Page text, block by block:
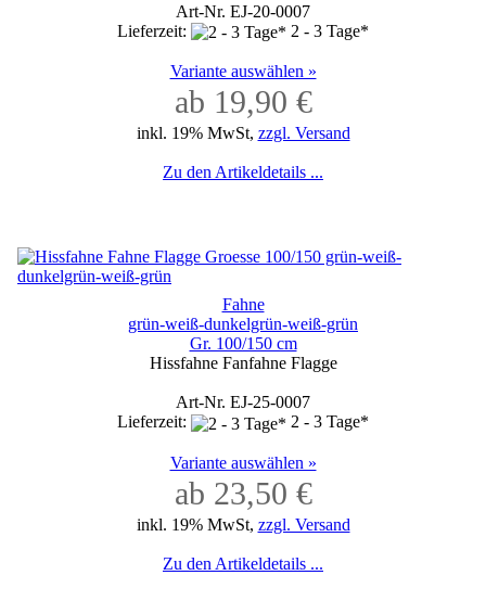
Art-Nr. EJ-20-0007
Lieferzeit:
2 - 3 Tage*
Variante auswählen »
ab 19,90 €
inkl. 19% MwSt, zzgl. Versand
Zu den Artikeldetails ...
Fahne
grün-weiß-dunkelgrün-weiß-grün
Gr. 100/150 cm
Hissfahne Fanfahne Flagge
Art-Nr. EJ-25-0007
Lieferzeit:
2 - 3 Tage*
Variante auswählen »
ab 23,50 €
inkl. 19% MwSt, zzgl. Versand
Zu den Artikeldetails ...